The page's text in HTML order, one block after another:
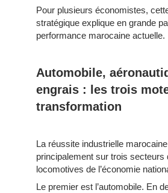
Pour plusieurs économistes,
stratégique explique en grande
performance marocaine actuelle.
Automobile,
engrais : les trois
transformation
La réussite industrielle
principalement sur trois secteurs
locomotives de l’économie
Le premier est l’automobile. En